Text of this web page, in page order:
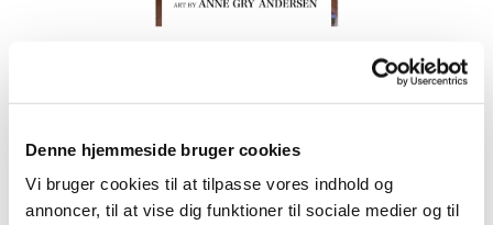
Denne hjemmeside bruger cookies
Vi bruger cookies til at tilpasse vores indhold og
annoncer, til at vise dig funktioner til sociale medier og til